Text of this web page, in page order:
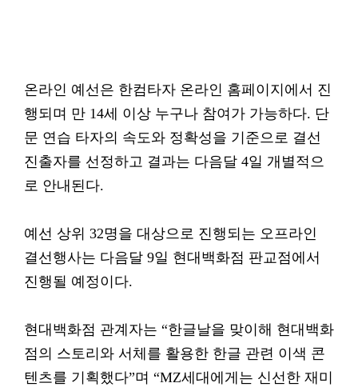
온라인 예선은 한컴타자 온라인 홈페이지에서 진
행되며 만 14세 이상 누구나 참여가 가능하다. 단
문 연습 타자의 속도와 정확성을 기준으로 결선
진출자를 선정하고 결과는 다음달 4일 개별적으
로 안내된다.
예선 상위 32명을 대상으로 진행되는 오프라인
결선행사는 다음달 9일 현대백화점 판교점에서
진행될 예정이다.
현대백화점 관계자는 “한글날을 맞이해 현대백화
점의 스토리와 서체를 활용한 한글 관련 이색 콘
텐츠를 기획했다”며 “MZ세대에게는 신선한 재미